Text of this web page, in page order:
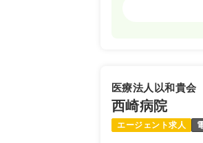
医療法人以和貴会
西崎病院
エージェント求人